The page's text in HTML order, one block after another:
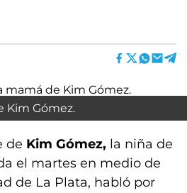
Kim Gómez.
de Kim Gómez, la niña de
el martes en medio de
de La Plata, habló por